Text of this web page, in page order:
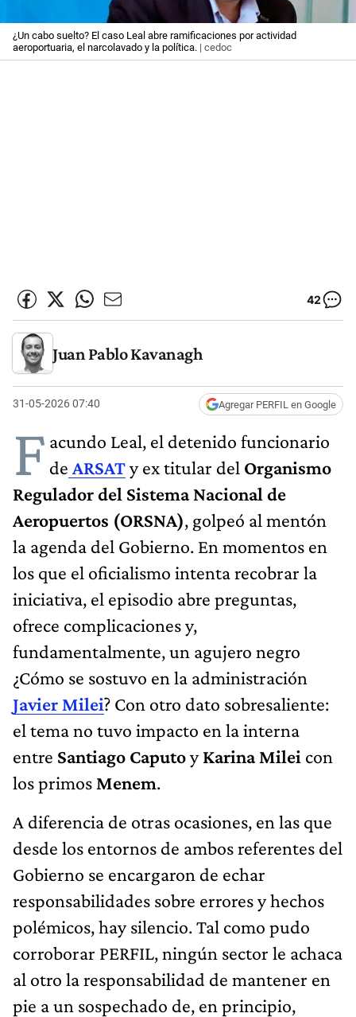
¿Un cabo suelto? El caso Leal abre ramificaciones por actividad
aeroportuaria, el narcolavado y la política. | cedoc
42
Juan Pablo Kavanagh
31-05-2026 07:40 Agregar PERFIL en Google
F acundo Leal, el detenido funcionario
de ARSATy ex titular del Organismo
Regulador del Sistema Nacional de
Aeropuertos (ORSNA), golpeó al mentón
la agenda del Gobierno. En momentos en
los que el oficialismo intenta recobrar la
iniciativa, el episodio abre preguntas,
ofrece complicaciones y,
fundamentalmente, un agujero negro
¿Cómo se sostuvo en la administración
Javier Milei? Con otro dato sobresaliente:
el tema no tuvo impacto en la interna
entre Santiago CaputoyKarina Milei con
los primos Menem.
A diferencia de otras ocasiones, en las que
desde los entornos de ambos referentes del
Gobierno se encargaron de echar
responsabilidades sobre errores y hechos
polémicos, hay silencio. Tal como pudo
corroborar PERFIL, ningún sector le achaca
al otro la responsabilidad de mantener en
pie a un sospechado de, en principio,